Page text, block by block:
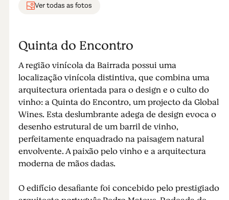
Ver todas as fotos
Quinta do Encontro
A região vinícola da Bairrada possui uma
localização vinícola distintiva, que combina uma
arquitectura orientada para o design e o culto do
vinho: a Quinta do Encontro, um projecto da Global
Wines. Esta deslumbrante adega de design evoca o
desenho estrutural de um barril de vinho,
perfeitamente enquadrado na paisagem natural
envolvente. A paixão pelo vinho e a arquitectura
moderna de mãos dadas.
O edifício desafiante foi concebido pelo prestigiado